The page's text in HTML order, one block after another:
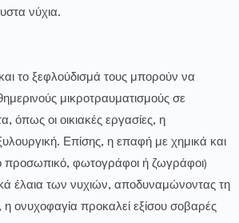
νύχια.
το ξεφλούδισμά τους μπορούν να
μικροτραυματισμούς σε
όπως οι οικιακές εργασίες, η
Επίσης, η επαφή με χημικά και
προσωπικό, φωτογράφοι ή ζωγράφοι)
έλαια των νυχιών, αποδυναμώνοντας τη
η ονυχοφαγία προκαλεί εξίσου σοβαρές